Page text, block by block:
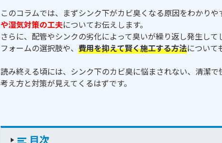
このコラムでは、まずシンク下がカビ臭くなる原因をわかり
や湿気対策の工夫についてお伝えします。
さらに、配管やシンクの劣化によって臭いが繰り返し発生し
フォームの選択肢や、 費用を抑えて賢く施工する方法について
読み終える頃には、シンク下のカビ臭に悩まされない、清潔
考え方と対策が見えてくるはずです。
目次